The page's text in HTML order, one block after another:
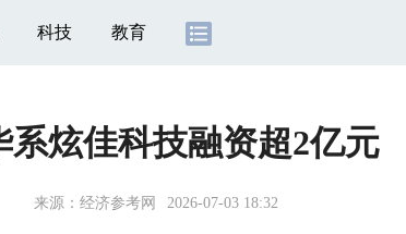
科技 教育
系炫佳科技融资超2亿元
来源： 经济参考网 2026-07-03 18:32